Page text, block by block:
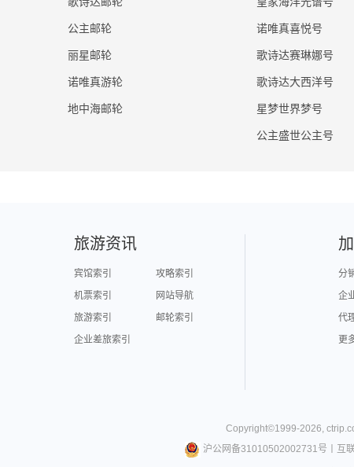
公主邮轮
丽星邮轮
诺唯真游轮
地中海邮轮
诺唯真喜悦号
歌诗达赛琳娜号
歌诗达大西洋号
星梦世界梦号
公主盛世公主号
旅游资讯
宾馆索引
攻略索引
机票索引
网站导航
旅游索引
邮轮索引
企业差旅索引
分
企
代
更
Copyright©1999-2026,
沪公网备31010502002731号
互